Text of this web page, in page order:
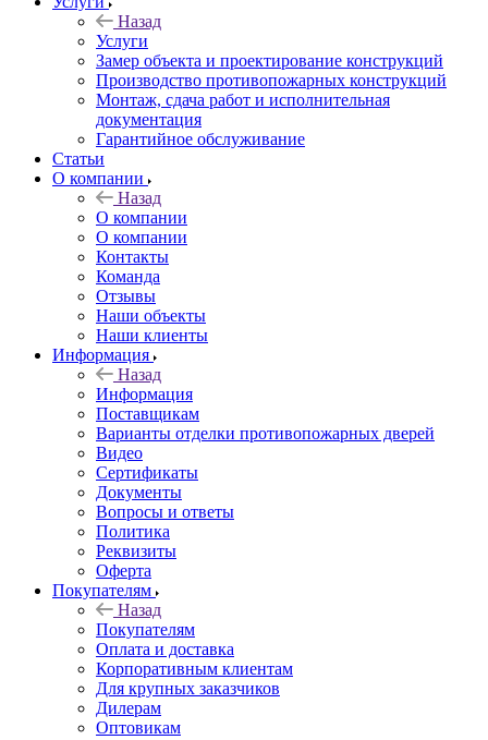
Назад
Услуги
Замер объекта и проектирование конструкций
Производство противопожарных конструкций
Монтаж, сдача работ и исполнительная
документация
Гарантийное обслуживание
Статьи
О компании
Назад
О компании
О компании
Контакты
Команда
Отзывы
Наши объекты
Наши клиенты
Информация
Назад
Информация
Поставщикам
Варианты отделки противопожарных дверей
Видео
Сертификаты
Документы
Вопросы и ответы
Политика
Реквизиты
Оферта
Покупателям
Назад
Покупателям
Оплата и доставка
Корпоративным клиентам
Для крупных заказчиков
Дилерам
Оптовикам